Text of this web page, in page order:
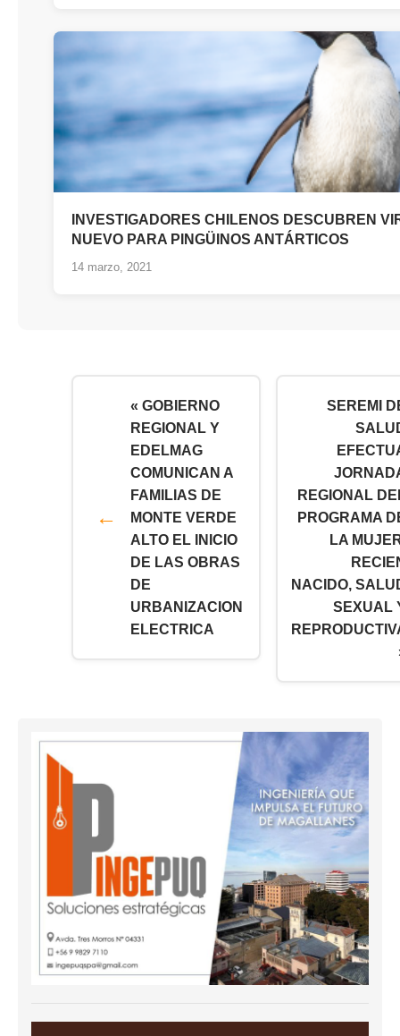
INVESTIGADORES CHILENOS DESCUBREN
NUEVO PARA PINGÜINOS ANTÁRTICOS
14 marzo, 2021
« GOBIERNO
REGIONAL Y
EDELMAG
COMUNICAN A
FAMILIAS DE
MONTE VERDE
ALTO EL INICIO
DE LAS OBRAS
DE
URBANIZACION
ELECTRICA
SEREMI
REGIONAL
PROGRAMA
LA
NACIDO,
SEXUAL